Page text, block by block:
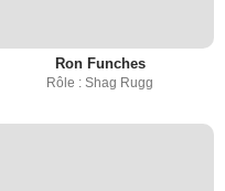
Ron Funches
Rôle : Shag Rugg